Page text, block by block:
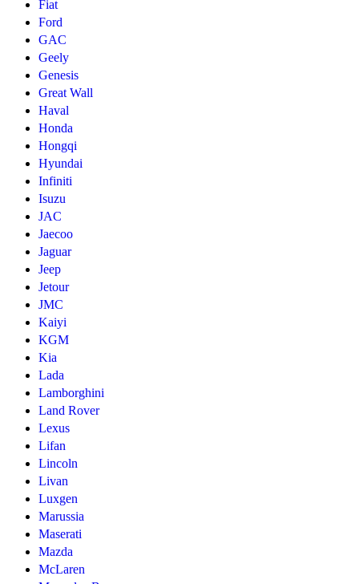
Fiat
Ford
GAC
Geely
Genesis
Great Wall
Haval
Honda
Hongqi
Hyundai
Infiniti
Isuzu
JAC
Jaecoo
Jaguar
Jeep
Jetour
JMC
Kaiyi
KGM
Kia
Lada
Lamborghini
Land Rover
Lexus
Lifan
Lincoln
Livan
Luxgen
Marussia
Maserati
Mazda
McLaren